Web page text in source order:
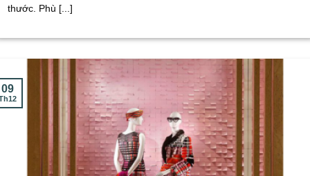
thước. Phù [...]
09